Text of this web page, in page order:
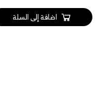
اضافة إلى السلة